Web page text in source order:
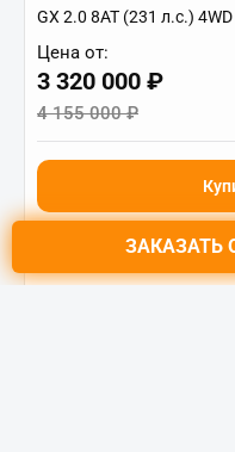
GX 2.0 8AT (231 л.с.) 4WD
Цена от:
3 320 000 ₽
4 155 000 ₽
ЗАКАЗАТЬ